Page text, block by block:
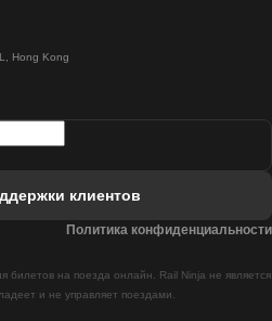
- Мадрид
- Брага
Hong Kong
билетов на поезда онлайн. Rail Ninja не является
и не управляет поездами.
клиентов
Политика конфиденциальности